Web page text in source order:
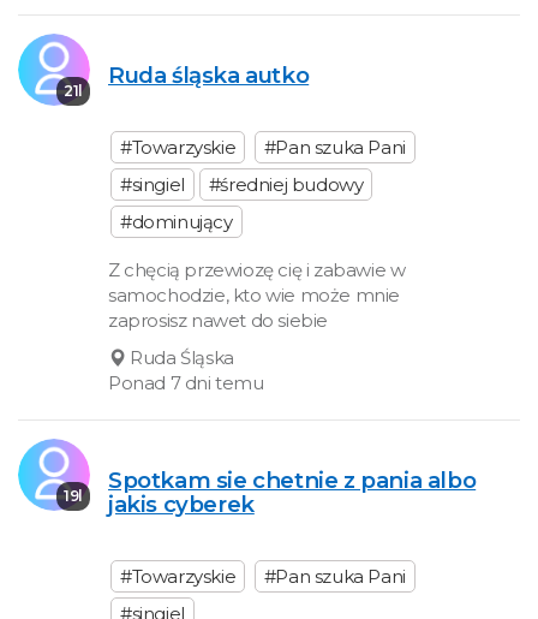
21l
Ruda śląska autko
#Towarzyskie
#Pan szuka Pani
#singiel
#średniej budowy
#dominujący
Z chęcią przewiozę cię i zabawie w
samochodzie, kto wie może mnie
zaprosisz nawet do siebie
Ruda Śląska
Ponad 7 dni temu
19l
Spotkam sie chetnie z pania albo
jakis cyberek
#Towarzyskie
#Pan szuka Pani
#singiel